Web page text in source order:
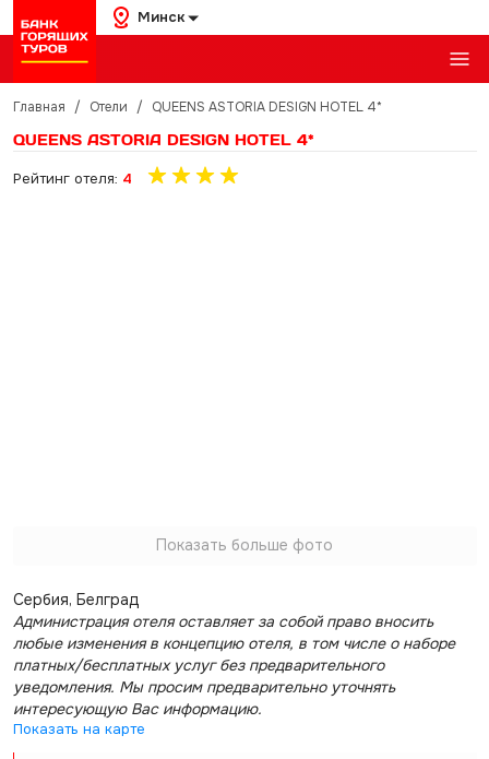
Минск
Главная / Отели / QUEENS ASTORIA DESIGN HOTEL 4*
QUEENS ASTORIA DESIGN HOTEL 4*
Рейтинг отеля: 4
Показать больше фото
Сербия, Белград
Администрация отеля оставляет за собой право вносить
любые изменения в концепцию отеля, в том числе о наборе
платных/бесплатных услуг без предварительного
уведомления. Мы просим предварительно уточнять
интересующую Вас информацию.
Показать на карте